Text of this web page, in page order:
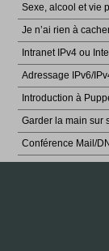
Sexe, alcool et vie
Je n’ai rien à
Intranet IPv4 ou
Adressage IPv6/
Introduction à
Garder la main sur
Conférence Mail/